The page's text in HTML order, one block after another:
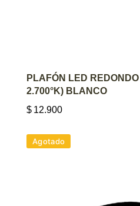
AGREGAR
PLAFÓN LED
2.700°K) BLANCO
$ 12.900
Agotado